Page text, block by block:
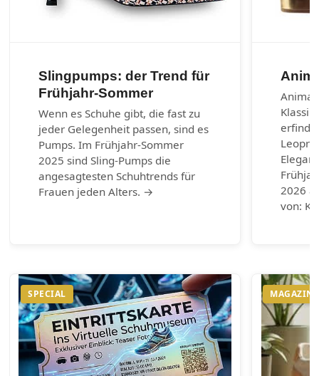
Slingpumps: der Trend für
Frühjahr-Sommer
Wenn es Schuhe gibt, die fast zu
jeder Gelegenheit passen, sind es
Pumps. Im Frühjahr-Sommer
2025 sind Sling-Pumps die
angesagtesten Schuhtrends für
Frauen jeden Alters. →
2026
von:
SPECIAL MAGAZIN